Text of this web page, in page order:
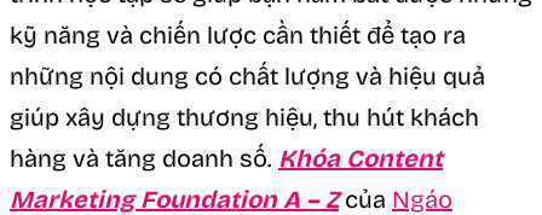
kỹ năng và chiến lược cần thiết để tạo ra
những nội dung có chất lượng và hiệu quả
giúp xây dựng thương hiệu, thu hút khách
hàng và tăng doanh số. Khóa Content
Marketing Foundation A – Zcủa Ngáo